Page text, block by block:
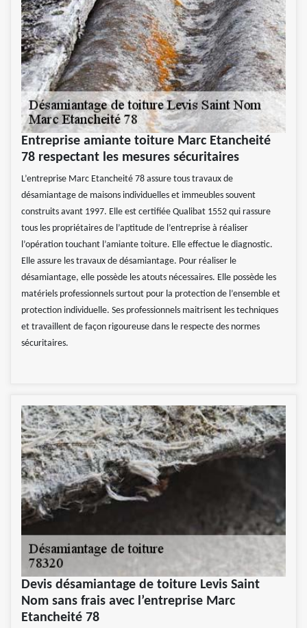
Entreprise amiante toiture Marc Etancheité
78 respectant les mesures sécuritaires
L’entreprise Marc Etancheité 78 assure tous travaux de
désamiantage de maisons individuelles et immeubles souvent
construits avant 1997. Elle est certifiée Qualibat 1552 qui rassure
tous les propriétaires de l’aptitude de l’entreprise à réaliser
l’opération touchant l’amiante toiture. Elle effectue le diagnostic.
Elle assure les travaux de désamiantage. Pour réaliser le
désamiantage, elle possède les atouts nécessaires. Elle possède les
matériels professionnels surtout pour la protection de l’ensemble et
protection individuelle. Ses professionnels maitrisent les techniques
et travaillent de façon rigoureuse dans le respecte des normes
sécuritaires.
Devis désamiantage de toiture Levis Saint
Nom sans frais avec l’entreprise Marc
Etancheité 78